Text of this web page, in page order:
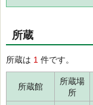
所蔵
所蔵は 1 件です。
所蔵館
所蔵場
所